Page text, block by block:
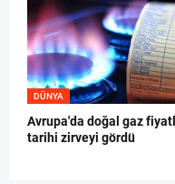
DÜNYA
Avrupa'da doğal gaz
tarihi zirveyi gördü